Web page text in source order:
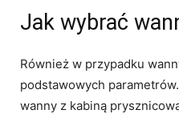
Jak wybrać
Również w przypadku
podstawowych
wanny z kabiną